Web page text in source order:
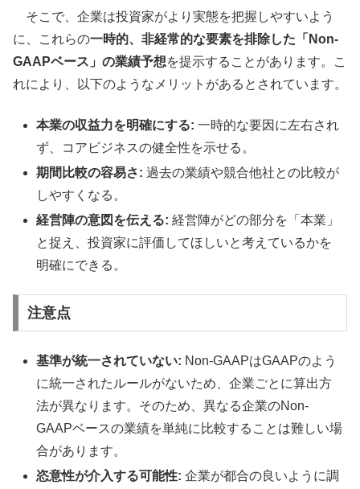
そこで、企業は投資家がより実態を把握しやすいよう
に、これらの一時的、非経常的な要素を排除した「Non-
GAAPベース」の業績予想を提示することがあります。こ
れにより、以下のようなメリットがあるとされています。
本業の収益力を明確にする: 一時的な要因に左右され
ず、コアビジネスの健全性を示せる。
期間比較の容易さ: 過去の業績や競合他社との比較が
しやすくなる。
経営陣の意図を伝える: 経営陣がどの部分を「本業」
と捉え、投資家に評価してほしいと考えているかを
明確にできる。
注意点
基準が統一されていない: Non-GAAPはGAAPのよう
に統一されたルールがないため、企業ごとに算出方
法が異なります。そのため、異なる企業のNon-
GAAPベースの業績を単純に比較することは難しい場
合があります。
恣意性が介入する可能性: 企業が都合の良いように調